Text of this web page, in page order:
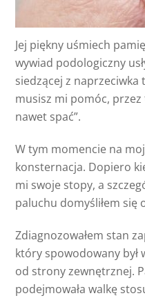
Jej piękny uśmiech
wywiad podologiczny
siedzącej z naprzeciwka
musisz mi pomóc,
nawet spać”.
W tym momencie na
konsternacja. Dopiero
mi swoje stopy, a
paluchu domyśliłem się
Zdiagnozowałem stan
który spowodowany był
od strony zewnętrznej.
podejmowała walkę